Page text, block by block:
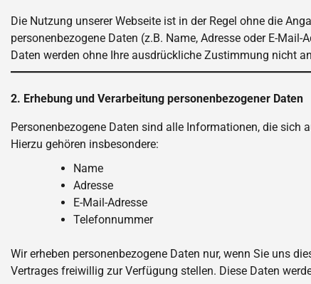
Die Nutzung unserer Webseite ist in der Regel ohne die
personenbezogene Daten (z.B. Name, Adresse oder E-
Daten werden ohne Ihre ausdrückliche Zustimmung nicht
2. Erhebung und Verarbeitung personenbezogener Daten
Personenbezogene Daten sind alle Informationen, die sich
Hierzu gehören insbesondere:
Name
Adresse
E-Mail-Adresse
Telefonnummer
Wir erheben personenbezogene Daten nur, wenn Sie uns
Vertrages freiwillig zur Verfügung stellen. Diese Daten